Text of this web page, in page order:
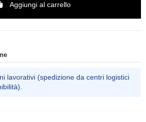
Aggiungi al carrello
lavorativi (spedizione da centri logistici